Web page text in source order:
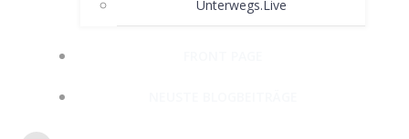
Unterwegs.Live